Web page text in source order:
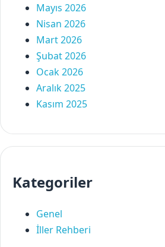
Mayıs 2026
Nisan 2026
Mart 2026
Şubat 2026
Ocak 2026
Aralık 2025
Kasım 2025
Kategoriler
Genel
İller Rehberi